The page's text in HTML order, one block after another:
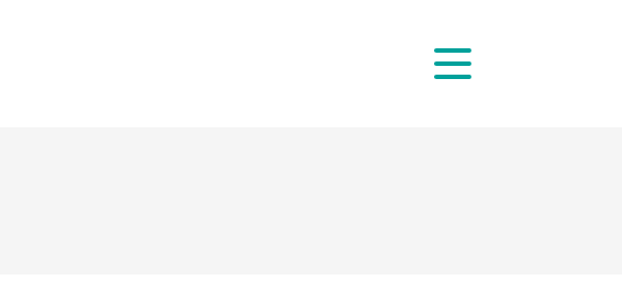
Menü